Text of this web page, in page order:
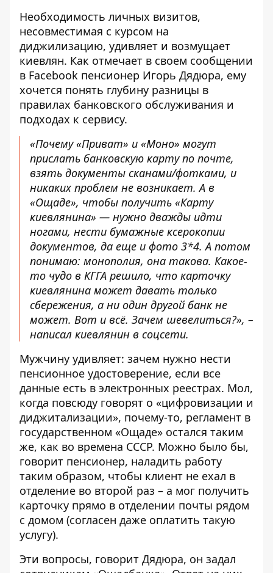
Необходимость личных визитов,
несовместимая с курсом на
диджилизацию, удивляет и возмущает
киевлян. Как отмечает в своем сообщении
в Facebook пенсионер Игорь Дядюра, ему
хочется понять глубину разницы в
правилах банковского обслуживания и
подходах к сервису.
«Почему «Приват» и «Моно» могут
прислать банковскую карту по почте,
взять документы сканами/фотками, и
никаких проблем не возникает. А в
«Ощаде», чтобы получить «Карту
киевлянина» — нужно дважды идти
ногами, нести бумажные ксерокопии
документов, да еще и фото 3*4. А потом
понимаю: монополия, она такова. Какое-
то чудо в КГГА решило, что карточку
киевлянина может давать только
сбережения, а ни один другой банк не
может. Вот и всё. Зачем шевелиться?», –
написал киевлянин в соцсети.
Мужчину удивляет: зачем нужно нести
пенсионное удостоверение, если все
данные есть в электронных реестрах. Мол,
когда повсюду говорят о «цифровизации и
диджитализации», почему-то, регламент в
государственном «Ощаде» остался таким
же, как во времена СССР. Можно было бы,
говорит пенсионер, наладить работу
таким образом, чтобы клиент не ехал в
отделение во второй раз – а мог получить
карточку прямо в отделении почты рядом
с домом (согласен даже оплатить такую ​​
услугу).
Эти вопросы, говорит Дядюра, он задал